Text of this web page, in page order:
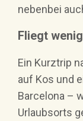
nebenbei
Fliegt
Ein Kurztrip
auf Kos und
Barcelona –
Urlaubsorts